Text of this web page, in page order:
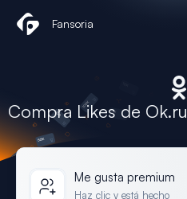
Fansoria
Compra Likes de Ok.ru
Me gusta premium
Haz clic y está hecho